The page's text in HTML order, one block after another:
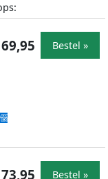
69,95 Bestel »
73,95 Bestel »